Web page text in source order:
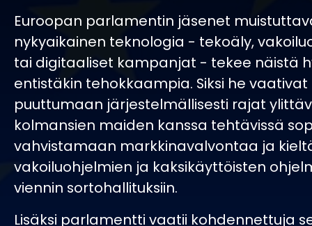
Euroopan parlamentin jäsenet
nykyaikainen teknologia - tekoäly,
tai digitaaliset kampanjat - tekee näistä
entistäkin tehokkaampia. Siksi he vaativat
puuttumaan järjestelmällisesti rajat
kolmansien maiden kanssa tehtävissä
vahvistamaan markkinavalvontaa ja
vakoiluohjelmien ja kaksikäyttöisten
viennin sortohallituksiin.
Lisäksi parlamentti vaatii kohdennettuja